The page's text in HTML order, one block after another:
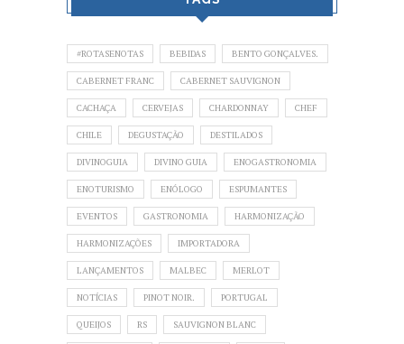
#ROTASENOTAS BEBIDAS BENTO GONÇALVES.
CABERNET FRANC CABERNET SAUVIGNON
CACHAÇA CERVEJAS CHARDONNAY CHEF
CHILE DEGUSTAÇÃO DESTILADOS
DIVINOGUIA DIVINO GUIA ENOGASTRONOMIA
ENOTURISMO ENÓLOGO ESPUMANTES
EVENTOS GASTRONOMIA HARMONIZAÇÃO
HARMONIZAÇÕES IMPORTADORA
LANÇAMENTOS MALBEC MERLOT
NOTÍCIAS PINOT NOIR. PORTUGAL
QUEIJOS RS SAUVIGNON BLANC